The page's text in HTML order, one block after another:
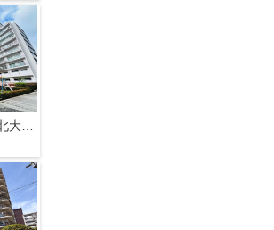
ファミールハイツ北大阪４号棟